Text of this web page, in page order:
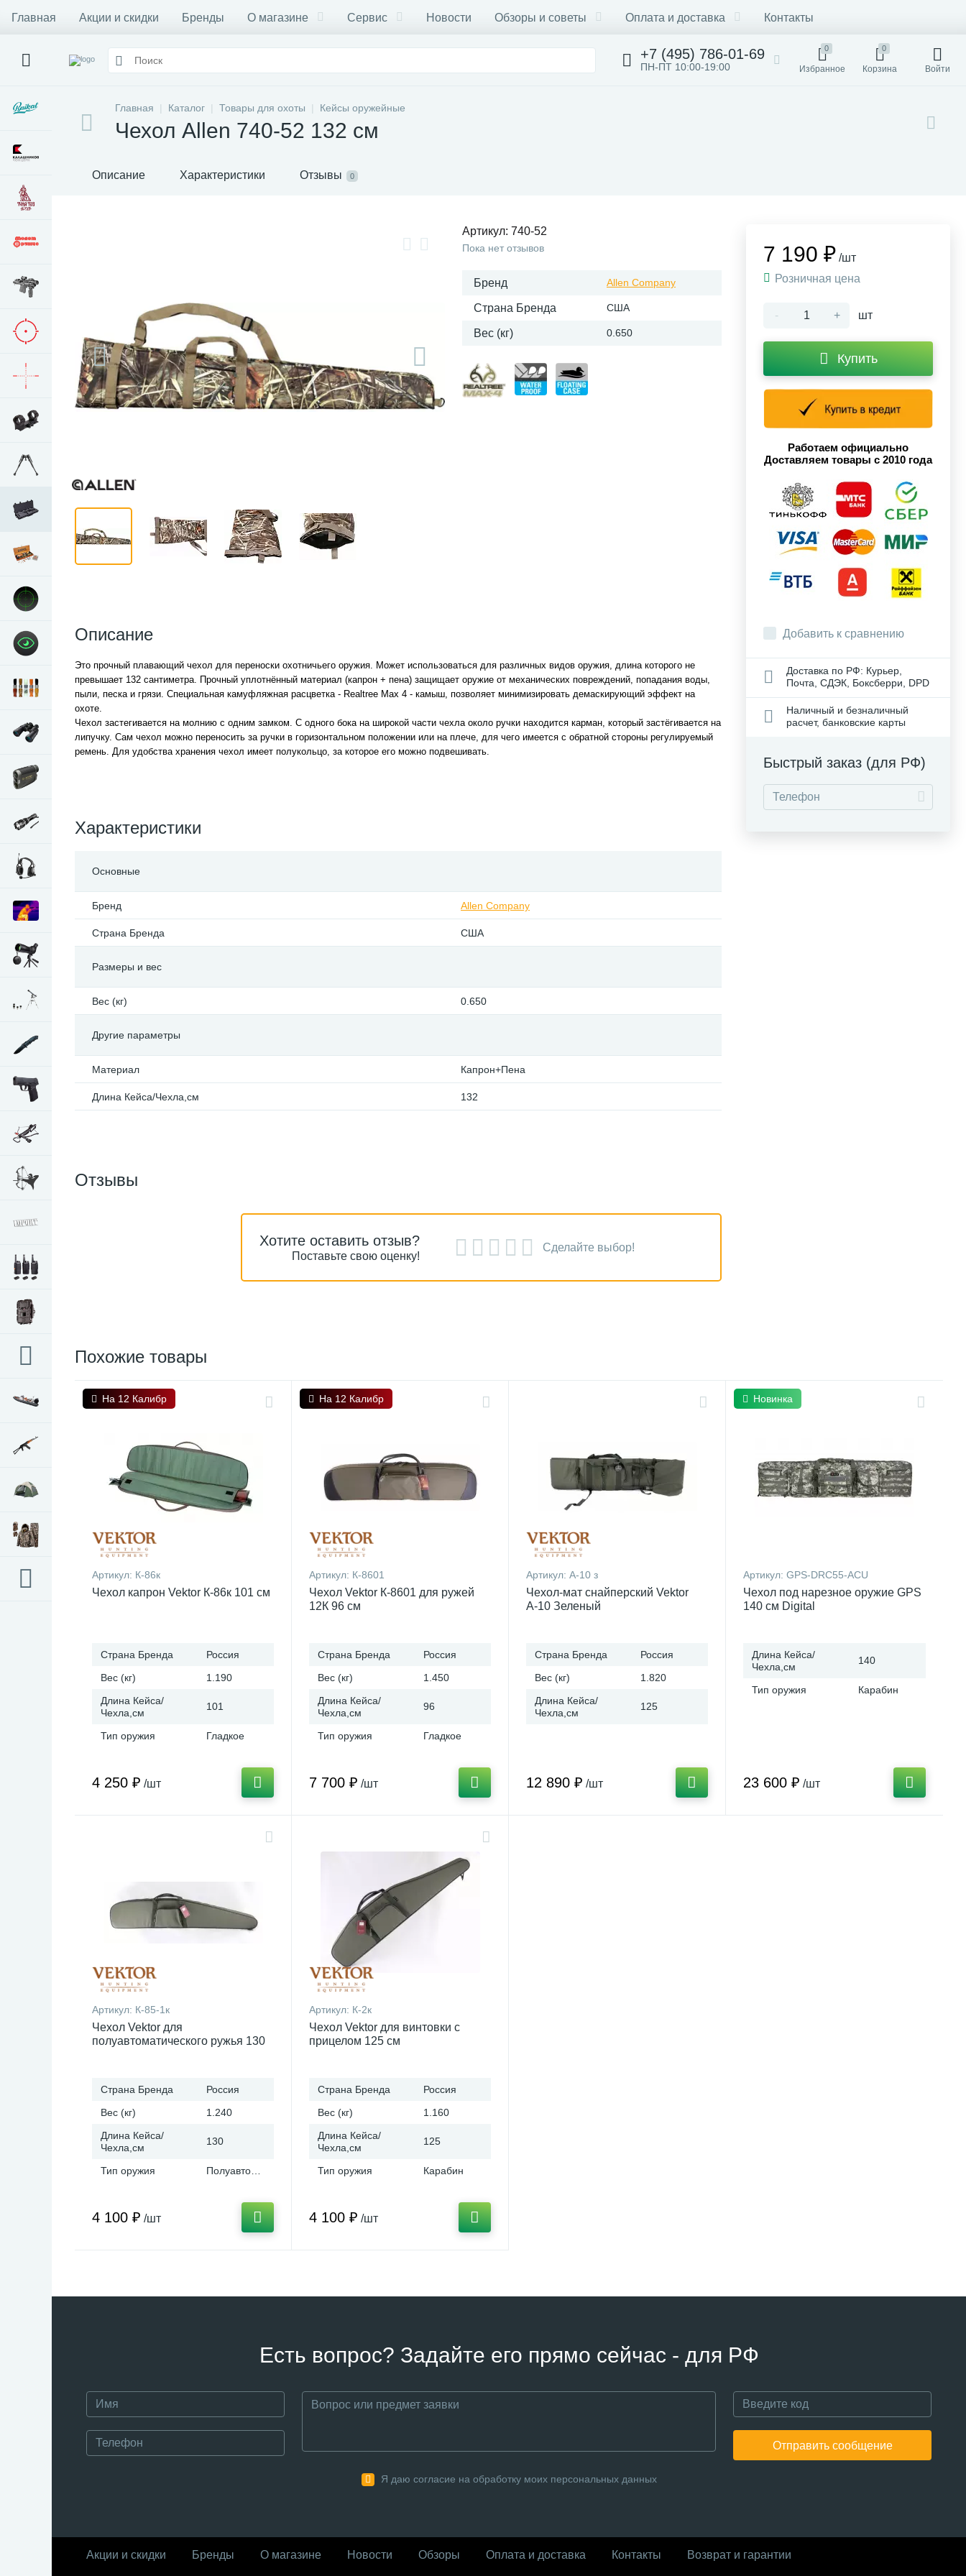
Главная Акции и скидки Бренды О магазине Сервис Новости Обзоры и советы Оплата и доставка Контакты
+7 (495) 786-01-69
ПН-ПТ 10:00-19:00
0
Избранное
0
Корзина Войти
Главная Каталог Товары для охоты Кейсы оружейные
Чехол Allen 740-52 132 см
Описание Характеристики Отзывы 0
Артикул: 740-52
Пока нет отзывов
Бренд Allen Company
Страна Бренда США
Вес (кг) 0.650
Описание
Это прочный плавающий чехол для переноски охотничьего оружия. Может использоваться для различных видов оружия, длина которого не
превышает 132 сантиметра. Прочный уплотнённый материал (капрон + пена) защищает оружие от механических повреждений, попадания воды,
пыли, песка и грязи. Специальная камуфляжная расцветка - Realtree Max 4 - камыш, позволяет минимизировать демаскирующий эффект на
охоте.
Чехол застегивается на молнию с одним замком. С одного бока на широкой части чехла около ручки находится карман, который застёгивается на
липучку. Сам чехол можно переносить за ручки в горизонтальном положении или на плече, для чего имеется с обратной стороны регулируемый
ремень. Для удобства хранения чехол имеет полукольцо, за которое его можно подвешивать.
Характеристики
Основные
Бренд Allen Company
Страна Бренда США
Размеры и вес
Вес (кг) 0.650
Другие параметры
Материал Капрон+Пена
Длина Кейса/Чехла,см 132
7 190 ₽ /шт
Розничная цена
- + шт
Купить
Работаем официально
Доставляем товары с 2010 года
Добавить к сравнению
Доставка по РФ: Курьер,
Почта, СДЭК, Боксберри, DPD
Наличный и безналичный
расчет, банковские карты
Быстрый заказ (для РФ)
Отзывы
Хотите оставить отзыв?
Поставьте свою оценку!
Сделайте выбор!
Похожие товары
На 12 Калибр
Артикул: К-86к
Чехол капрон Vektor К-86к 101 см
Страна Бренда
Россия
Вес (кг)
1.190
Длина Кейса/
Чехла,см
101
Тип оружия Гладкое
4 250 ₽ /шт
На 12 Калибр
Артикул: К-8601
Чехол Vektor К-8601 для ружей
12К 96 см
Страна Бренда
Россия
Вес (кг)
1.450
Длина Кейса/
Чехла,см
96
Тип оружия Гладкое
7 700 ₽ /шт
Артикул: А-10 з
Чехол-мат снайперский Vektor
А-10 Зеленый
Страна Бренда
Россия
Вес (кг)
1.820
Длина Кейса/
Чехла,см
125
12 890 ₽ /шт
Новинка
Артикул: GPS-DRC55-ACU
Чехол под нарезное оружие GPS
140 см Digital
Длина Кейса/
Чехла,см
140
Тип оружия Карабин
23 600 ₽ /шт
Артикул: К-85-1к
Чехол Vektor для
полуавтоматического ружья 130
Страна Бренда
Россия
Вес (кг)
1.240
Длина Кейса/
Чехла,см
130
Тип оружия
4 100 ₽ /шт
Артикул: К-2к
Чехол Vektor для винтовки с
прицелом 125 см
Страна Бренда
Россия
Вес (кг)
1.160
Длина Кейса/
Чехла,см
125
Тип оружия Карабин
4 100 ₽ /шт
Есть вопрос? Задайте его прямо сейчас - для РФ
Отправить сообщение
Я даю согласие на обработку моих персональных данных
Акции и скидки Бренды О магазине Новости Обзоры Оплата и доставка Контакты Возврат и гарантии